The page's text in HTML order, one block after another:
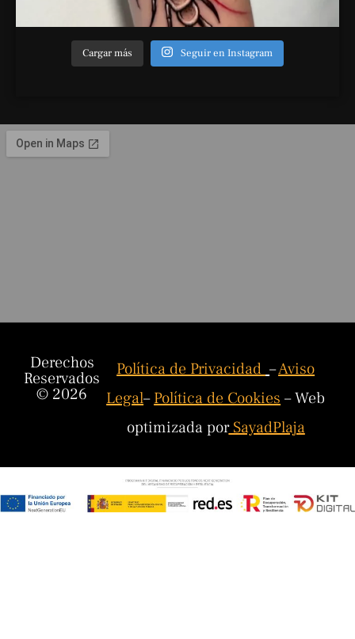
Cargar más Seguir en Instagram
Derechos
Reservados
© 2026
Política de Privacidad–Aviso
Legal–Política de Cookies– Web
optimizada porSayadPlaja